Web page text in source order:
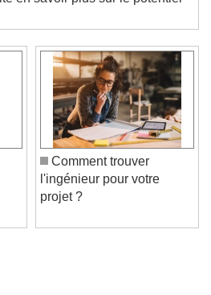
en savoir plus sur le potentiel
Comment trouver
l'ingénieur pour votre